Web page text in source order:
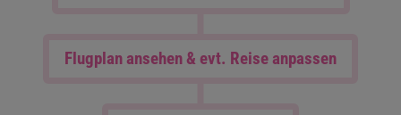
Flugplan ansehen & evt. Reise anpassen